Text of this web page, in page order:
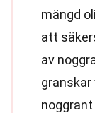
mängd
att
av
granskar
noggrant